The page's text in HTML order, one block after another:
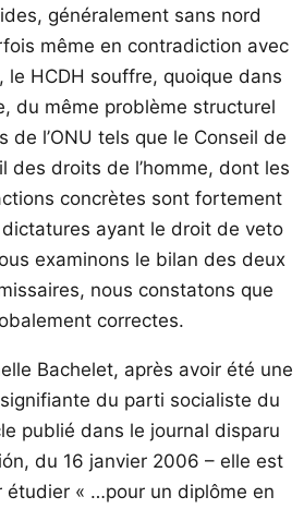
généralement sans nord
même en contradiction avec
le HCDH souffre, quoique dans
du même problème structurel
de l’ONU tels que le Conseil de
des droits de l’homme, dont les
concrètes sont fortement
ayant le droit de veto
examinons le bilan des deux
nous constatons que
correctes.
Bachelet, après avoir été une
du parti socialiste du
publié dans le journal disparu
du 16 janvier 2006 – elle est
étudier « …pour un diplôme en